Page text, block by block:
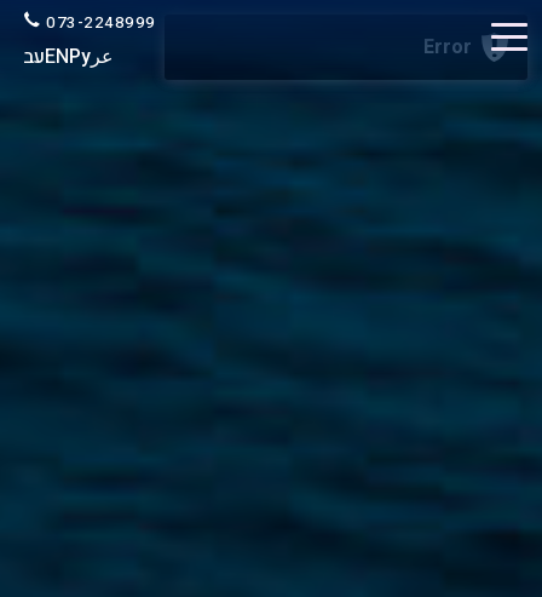
073-2248999
عرРу
ENעב